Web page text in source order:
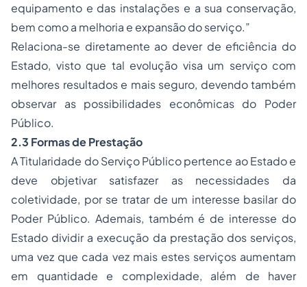
equipamento e das instalações e a sua conservação,
bem como a melhoria e expansão do serviço.”
Relaciona-se diretamente ao dever de eficiência do
Estado, visto que tal evolução visa um serviço com
melhores resultados e mais seguro, devendo também
observar as possibilidades econômicas do Poder
Público.
2.3 Formas de Prestação
A Titularidade do Serviço Público pertence ao Estado e
deve objetivar satisfazer as necessidades da
coletividade, por se tratar de um interesse basilar do
Poder Público. Ademais, também é de interesse do
Estado dividir a execução da prestação dos serviços,
uma vez que cada vez mais estes serviços aumentam
em quantidade e complexidade, além de haver